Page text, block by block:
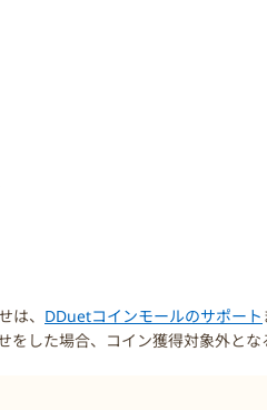
、 DDuetコインモールのサポート
をした場合、コイン獲得対象外とな